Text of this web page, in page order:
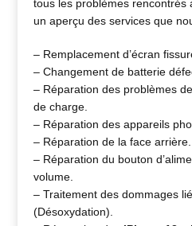
tous les problèmes rencontrés
un aperçu des services que
– Remplacement d’écran
– Changement de batterie
– Réparation des problèmes
de charge.
– Réparation des appareils
– Réparation de la face arrière.
– Réparation du bouton
volume.
– Traitement des dommages
(Désoxydation).